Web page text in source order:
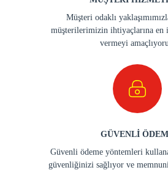
Müşteri odaklı
müşterilerimizin ihtiyaçlarına en
vermeyi
GÜVENLİ
Güvenli ödeme yöntemleri
güvenliğinizi sağlıyor ve